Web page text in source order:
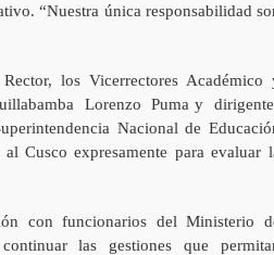
“Nuestra única responsabilidad
los Vicerrectores Académico
Lorenzo Puma y
Nacional de
Cusco expresamente para evaluar
con funcionarios del Ministerio
las gestiones que